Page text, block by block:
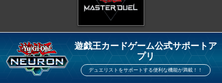
遊戯王カードゲーム公式サポートア
プリ
デュエリストをサポートする便利な機能が満載！！